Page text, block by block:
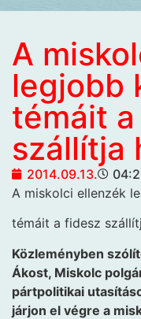
A
legjobb
témáit
szállítja
2014.09.13.
A miskolci ellenzék
témáit a fidesz
Közleményben
Ákost, Miskolc
pártpolitikai
járjon el végre a